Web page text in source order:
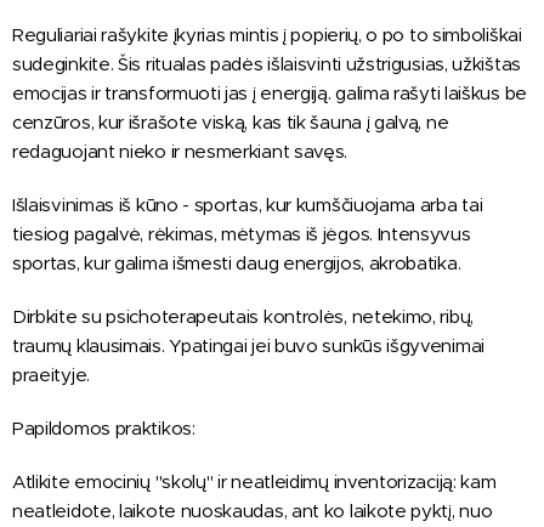
Reguliariai rašykite įkyrias mintis į popierių, o po to simboliškai
sudeginkite. Šis ritualas padės išlaisvinti užstrigusias, užkištas
emocijas ir transformuoti jas į energiją. galima rašyti laiškus be
cenzūros, kur išrašote viską, kas tik šauna į galvą, ne
redaguojant nieko ir nesmerkiant savęs.
Išlaisvinimas iš kūno - sportas, kur kumščiuojama arba tai
tiesiog pagalvė, rėkimas, mėtymas iš jėgos. Intensyvus
sportas, kur galima išmesti daug energijos, akrobatika.
Dirbkite su psichoterapeutais kontrolės, netekimo, ribų,
traumų klausimais. Ypatingai jei buvo sunkūs išgyvenimai
praeityje.
Papildomos praktikos:
Atlikite emocinių "skolų" ir neatleidimų inventorizaciją: kam
neatleidote, laikote nuoskaudas, ant ko laikote pyktį, nuo